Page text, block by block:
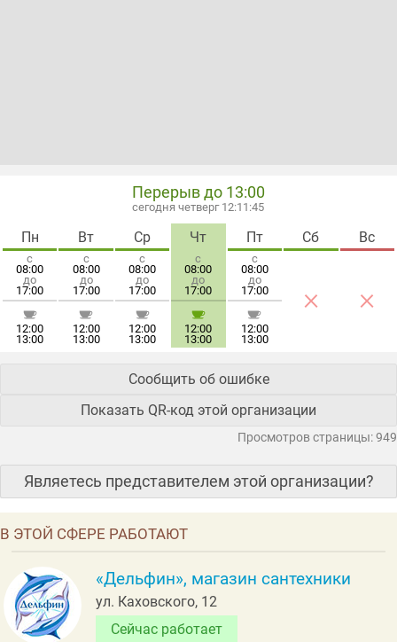
Перерыв до 13:00
сегодня четверг 12:11:46
Пн
с
08:00
до
17:00
12:00
13:00
Вт
с
08:00
до
17:00
12:00
13:00
Ср
с
08:00
до
17:00
12:00
13:00
Чт
с
08:00
до
17:00
12:00
13:00
Пт
с
08:00
до
17:00
12:00
13:00
Сб
×
Вс
×
Сообщить об ошибке
Показать QR-код этой организации
Просмотров страницы: 949
Являетесь представителем этой организации?
В ЭТОЙ СФЕРЕ РАБОТАЮТ
«Дельфин», магазин сантехники
ул. Каховского, 12
Сейчас работает